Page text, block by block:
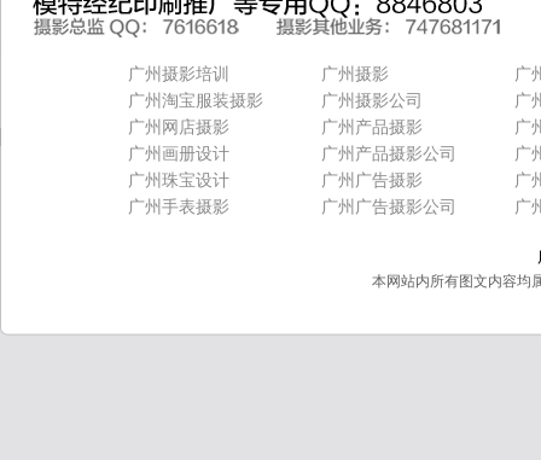
广州摄影培训 广州摄影
广
广州淘宝服装摄影
广州摄影公司
广
广州网店摄影
广州产品摄影
广
广州画册设计
广州产品摄影公司
广
广州珠宝设计
广州广告摄影
广
广州手表摄影
广州广告摄影公司 广
本网站内所有图文内容